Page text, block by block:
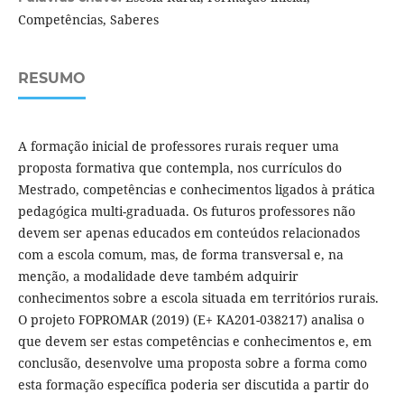
Competências, Saberes
RESUMO
A formação inicial de professores rurais requer uma
proposta formativa que contempla, nos currículos do
Mestrado, competências e conhecimentos ligados à prática
pedagógica multi-graduada. Os futuros professores não
devem ser apenas educados em conteúdos relacionados
com a escola comum, mas, de forma transversal e, na
menção, a modalidade deve também adquirir
conhecimentos sobre a escola situada em territórios rurais.
O projeto FOPROMAR (2019) (E+ KA201-038217) analisa o
que devem ser estas competências e conhecimentos e, em
conclusão, desenvolve uma proposta sobre a forma como
esta formação específica poderia ser discutida a partir do